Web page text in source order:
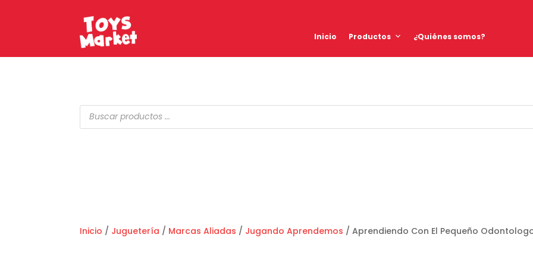
Inicio Productos ¿Quiénes somos?
Búsqueda
de
productos
Inicio / Juguetería / Marcas Aliadas / Jugando Aprendemos / Aprendiendo Con El Pequeño